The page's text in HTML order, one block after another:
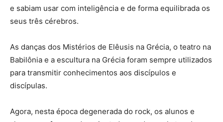
e sabiam usar com inteligência e de forma equilibrada os
seus três cérebros.
As danças dos Mistérios de Elêusis na Grécia, o teatro na
Babilônia e a escultura na Grécia foram sempre utilizados
para transmitir conhecimentos aos discípulos e
discípulas.
Agora, nesta época degenerada do rock, os alunos e